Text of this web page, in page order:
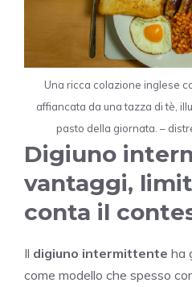
Una ricca colazione inglese
affiancata da una tazza di tè,
pasto della giornata. –
Digiuno
vantaggi,
conta il
Il digiuno intermittente ha
come modello che spesso